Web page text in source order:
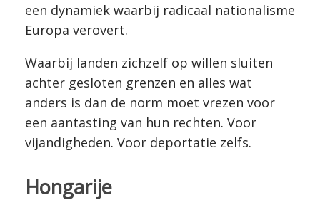
een dynamiek waarbij radicaal nationalisme
Europa verovert.
Waarbij landen zichzelf op willen sluiten
achter gesloten grenzen en alles wat
anders is dan de norm moet vrezen voor
een aantasting van hun rechten. Voor
vijandigheden. Voor deportatie zelfs.
Hongarije